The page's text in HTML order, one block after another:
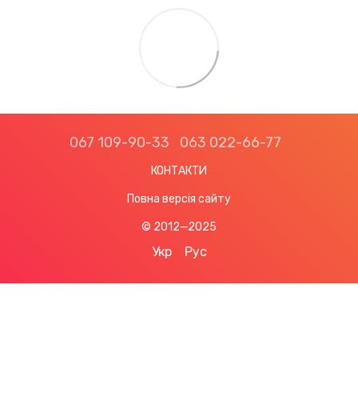
067 109-90-33 063 022-66-77
КОНТАКТИ
Повна версія сайту
© 2012—2025
Укр Рус